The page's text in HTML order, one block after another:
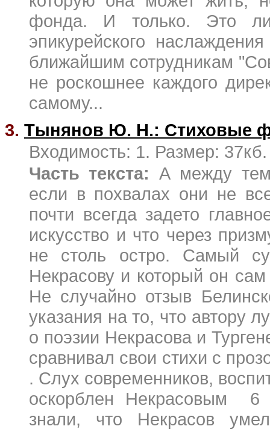
фонда. И только. Это ли
эпикурейского
ближайшим сотрудникам
не роскошнее каждого
самому...
3. Тынянов Ю. Н.: Стиховые
Входимость: 1. Размер: 37кб.
Часть текста: А между тем
если в похвалах они не
почти всегда задето
искусство и что через
не столь остро. Самый
Некрасову и который он
Не случайно отзыв
указания на то, что автору
о поэзии Некрасова и
сравнивал свои стихи с
. Слух современников,
оскорблен Некрасовым 6
знали, что Некрасов